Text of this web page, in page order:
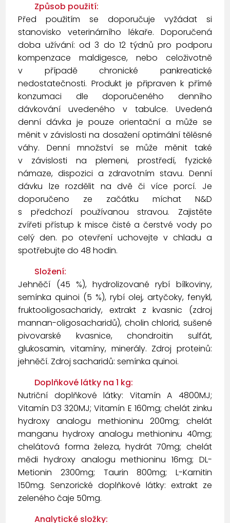
Způsob použití:
Před použitím se doporučuje vyžádat si
stanovisko veterinárního lékaře. Doporučená
doba užívání: od 3 do 12 týdnů pro podporu
kompenzace maldigesce, nebo celoživotně
v případě chronické pankreatické
nedostatečnosti. Produkt je připraven k přímé
konzumaci dle doporučeného denního
dávkování uvedeného v tabulce. Uvedená
denní dávka je pouze orientační a může se
měnit v závislosti na dosažení optimální tělěsné
váhy. Denní množství se může měnit také
v závislosti na plemeni, prostředí, fyzické
námaze, dispozici a zdravotním stavu. Denní
dávku lze rozdělit na dvě či více porcí. Je
doporučeno ze začátku míchat N&D
s předchozí používanou stravou. Zajistěte
zvířeti přístup k misce čisté a čerstvé vody po
celý den. po otevření uchovejte v chladu a
spotřebujte do 48 hodin.
Složení:
Jehněčí (45 %), hydrolizované rybí bílkoviny,
semínka quinoi (5 %), rybí olej, artyčoky, fenykl,
fruktooligosacharidy, extrakt z kvasnic (zdroj
mannan-oligosacharidů), cholin chlorid, sušené
pivovarské kvasnice, chondroitin sulfát,
glukosamin, vitamíny, minerály. Zdroj proteinů:
jehněčí. Zdroj sacharidů: semínka quinoi.
Doplňkové látky na 1 kg:
Nutriční doplňkové látky: Vitamín A 4800MJ;
Vitamín D3 320MJ; Vitamín E 160mg; chelát zinku
hydroxy analogu methioninu 200mg; chelát
manganu hydroxy analogu methioninu 40mg;
chelátová forma železa, hydrát 70mg; chelát
mědi hydroxy analogu methioninu 16mg; DL-
Metionin 2300mg; Taurin 800mg; L-Karnitin
150mg. Senzorické doplňkové látky: extrakt ze
zeleného čaje 50mg.
Analytické složky: